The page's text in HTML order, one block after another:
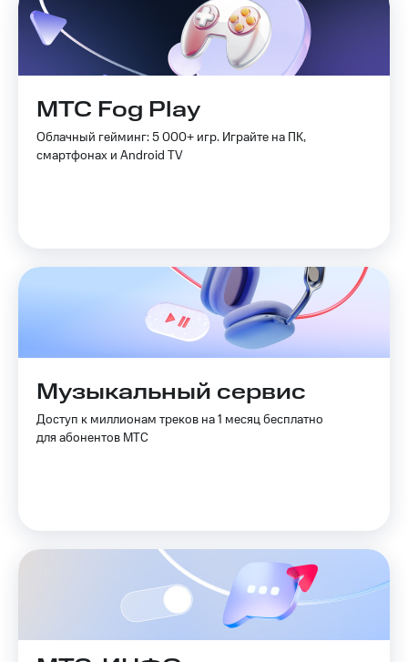
МТС Fog Play
Облачный гейминг: 5 000+ игр. Играйте на ПК,
смартфонах и Android TV
Музыкальный сервис
Доступ к миллионам треков на 1 месяц бесплатно
для абонентов МТС